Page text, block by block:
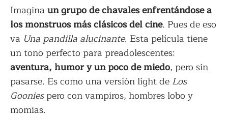
Imagina un grupo de chavales enfrentándose a
los monstruos más clásicos del cine. Pues de eso
va Una pandilla alucinante. Esta película tiene
un tono perfecto para preadolescentes:
aventura, humor y un poco de miedo, pero sin
pasarse. Es como una versión light de Los
Gooniespero con vampiros, hombres lobo y
momias.